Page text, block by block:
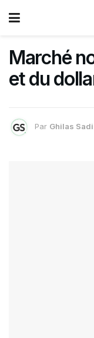
Marché
et du
Par Ghilas Sadi